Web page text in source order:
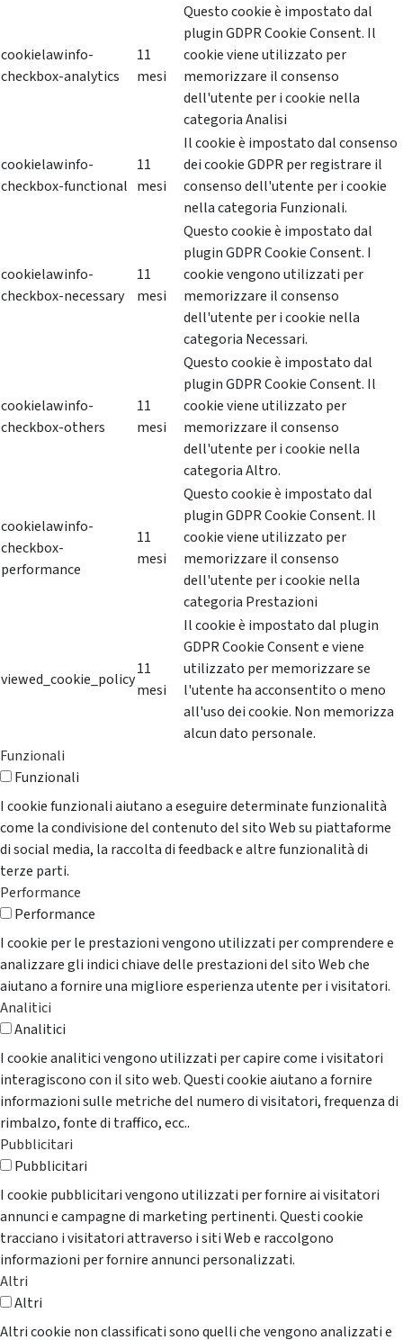
cookielawinfo-
checkbox-analytics
11
mesi
Questo cookie è impostato dal
plugin GDPR Cookie Consent. Il
cookie viene utilizzato per
memorizzare il consenso
dell'utente per i cookie nella
categoria Analisi
cookielawinfo-
checkbox-functional
11
mesi
Il cookie è impostato dal consenso
dei cookie GDPR per registrare il
consenso dell'utente per i cookie
nella categoria Funzionali.
cookielawinfo-
checkbox-necessary
11
mesi
Questo cookie è impostato dal
plugin GDPR Cookie Consent. I
cookie vengono utilizzati per
memorizzare il consenso
dell'utente per i cookie nella
categoria Necessari.
cookielawinfo-
checkbox-others
11
mesi
Questo cookie è impostato dal
plugin GDPR Cookie Consent. Il
cookie viene utilizzato per
memorizzare il consenso
dell'utente per i cookie nella
categoria Altro.
cookielawinfo-
checkbox-
performance
11
mesi
Questo cookie è impostato dal
plugin GDPR Cookie Consent. Il
cookie viene utilizzato per
memorizzare il consenso
dell'utente per i cookie nella
categoria Prestazioni
viewed_cookie_policy
11
mesi
Il cookie è impostato dal plugin
GDPR Cookie Consent e viene
utilizzato per memorizzare se
l'utente ha acconsentito o meno
all'uso dei cookie. Non memorizza
alcun dato personale.
Funzionali
Funzionali
I cookie funzionali aiutano a eseguire determinate funzionalità
come la condivisione del contenuto del sito Web su piattaforme
di social media, la raccolta di feedback e altre funzionalità di
terze parti.
Performance
Performance
I cookie per le prestazioni vengono utilizzati per comprendere e
analizzare gli indici chiave delle prestazioni del sito Web che
aiutano a fornire una migliore esperienza utente per i visitatori.
Analitici
Analitici
I cookie analitici vengono utilizzati per capire come i visitatori
interagiscono con il sito web. Questi cookie aiutano a fornire
informazioni sulle metriche del numero di visitatori, frequenza di
rimbalzo, fonte di traffico, ecc..
Pubblicitari
Pubblicitari
I cookie pubblicitari vengono utilizzati per fornire ai visitatori
annunci e campagne di marketing pertinenti. Questi cookie
tracciano i visitatori attraverso i siti Web e raccolgono
informazioni per fornire annunci personalizzati.
Altri
Altri
Altri cookie non classificati sono quelli che vengono analizzati e